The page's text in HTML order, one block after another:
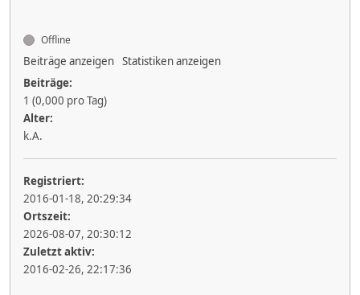
Offline
Beiträge anzeigen Statistiken anzeigen
Beiträge:
1 (0,000 pro Tag)
Alter:
k.A.
Registriert:
2016-01-18, 20:29:34
Ortszeit:
2026-08-07, 20:30:12
Zuletzt aktiv:
2016-02-26, 22:17:36